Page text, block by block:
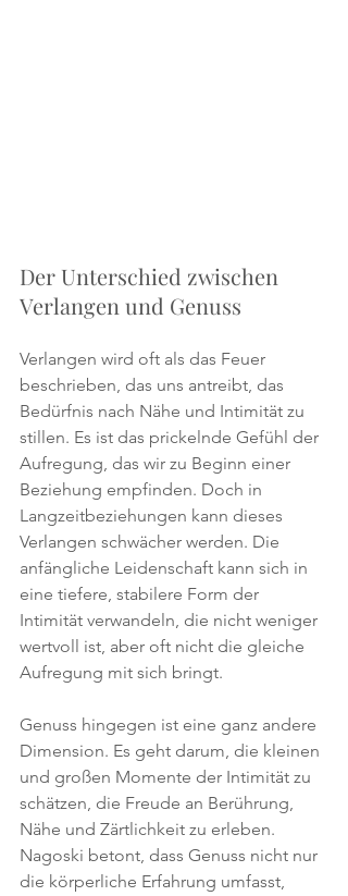
Der Unterschied zwischen
Verlangen und Genuss
Verlangen wird oft als das Feuer
beschrieben, das uns antreibt, das
Bedürfnis nach Nähe und Intimität zu
stillen. Es ist das prickelnde Gefühl der
Aufregung, das wir zu Beginn einer
Beziehung empfinden. Doch in
Langzeitbeziehungen kann dieses
Verlangen schwächer werden. Die
anfängliche Leidenschaft kann sich in
eine tiefere, stabilere Form der
Intimität verwandeln, die nicht weniger
wertvoll ist, aber oft nicht die gleiche
Aufregung mit sich bringt.
Genuss hingegen ist eine ganz andere
Dimension. Es geht darum, die kleinen
und großen Momente der Intimität zu
schätzen, die Freude an Berührung,
Nähe und Zärtlichkeit zu erleben.
Nagoski betont, dass Genuss nicht nur
die körperliche Erfahrung umfasst,